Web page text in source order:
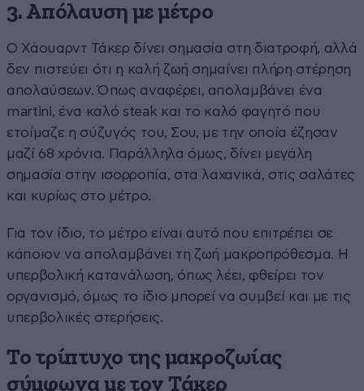
3. Απόλαυση με μέτρο
Ο Χάουαρντ Τάκερ δίνει σημασία στη διατροφή, αλλά
δεν πιστεύει ότι η καλή ζωή σημαίνει πλήρη στέρηση
απολαύσεων. Όπως αναφέρει, απολαμβάνει ένα
martini, ένα καλό steak και το καλό φαγητό που
ετοίμαζε η σύζυγός του, Σου, με την οποία έζησαν
μαζί 68 χρόνια. Παράλληλα όμως, δίνει μεγάλη
σημασία στην ισορροπία, στα λαχανικά, στις σαλάτες
και κυρίως στο μέτρο.
Για τον ίδιο, το μέτρο είναι αυτό που επιτρέπει σε
κάποιον να απολαμβάνει τη ζωή μακροπρόθεσμα. Η
υπερβολική κατανάλωση, όπως λέει, φθείρει τον
οργανισμό, όμως το ίδιο μπορεί να συμβεί και με τις
υπερβολικές στερήσεις.
Το τρίπτυχο της μακροζωίας
σύμφωνα με τον Τάκερ